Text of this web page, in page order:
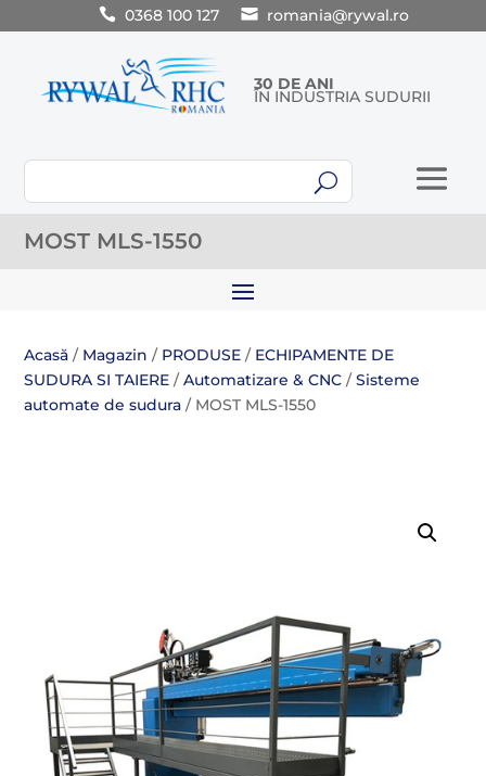
0368 100 127 romania@rywal.ro
30 DE ANI
ÎN INDUSTRIA SUDURII
U
MOST MLS-1550
Acasă / Magazin / PRODUSE / ECHIPAMENTE DE
SUDURA SI TAIERE /Automatizare & CNC /Sisteme
automate de sudura / MOST MLS-1550